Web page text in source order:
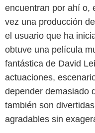
encuentran por ahí o,
vez una producción
el usuario que ha
obtuve una película
fantástica de David
actuaciones,
depender demasiado
también son
agradables sin